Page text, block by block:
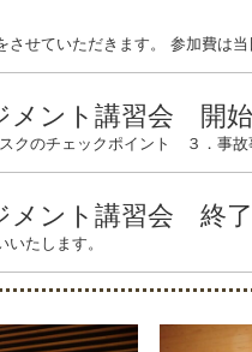
させていただきます。 参加費は
メント講習会 開始
クのチェックポイント ３．事故
メント講習会 終了
たします。